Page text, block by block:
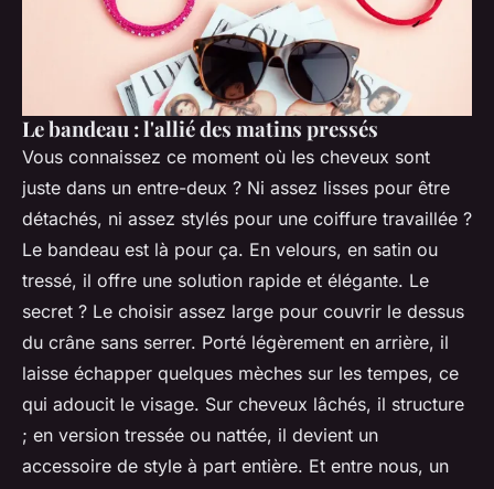
Le bandeau : l'allié des matins pressés
Vous connaissez ce moment où les cheveux sont
juste dans un entre-deux ? Ni assez lisses pour être
détachés, ni assez stylés pour une coiffure travaillée ?
Le bandeau est là pour ça. En velours, en satin ou
tressé, il offre une solution rapide et élégante. Le
secret ? Le choisir assez large pour couvrir le dessus
du crâne sans serrer. Porté légèrement en arrière, il
laisse échapper quelques mèches sur les tempes, ce
qui adoucit le visage. Sur cheveux lâchés, il structure
; en version tressée ou nattée, il devient un
accessoire de style à part entière. Et entre nous, un